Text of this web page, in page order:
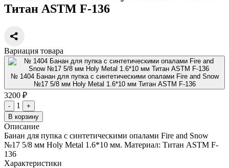
Титан ASTM F-136
Вариация товара
№ 1404 Банан для пупка с синтетическими опалами Fire and Snow
№17 5/8 мм Holy Metal 1.6*10 мм Титан ASTM F-136
3200 ₽
- 1
+
В корзину
Описание
Банан для пупка с синтетическими опалами Fire and Snow
№17 5/8 мм Holy Metal 1.6*10 мм. Материал: Титан ASTM F-
136
Характеристики